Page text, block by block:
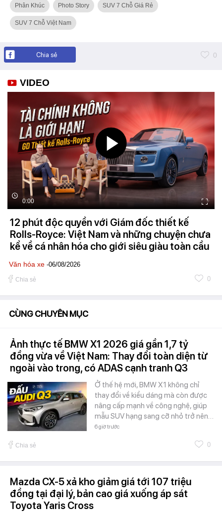
Phân Khúc Photo Story SUV 7 Chỗ Giá Rẻ
SUV 7 Chỗ Việt Nam
Chia sẻ 0
VIDEO
0:00
12 phút độc quyền với Giám đốc thiết kế
Rolls-Royce: Việt Nam và những chuyện chưa
kể về cá nhân hóa cho giới siêu giàu toàn cầu
Văn hóa xe -06/08/2026
Chia sẻ 0
CÙNG CHUYÊN MỤC
Ảnh thực tế BMW X1 2026 giá gần 1,7 tỷ
đồng vừa về Việt Nam: Thay đổi toàn diện từ
ngoài vào trong, có ADAS cạnh tranh Q3
Ở thế hệ mới, BMW X1 không chỉ
thay đổi về kiểu dáng mà còn được
nâng cấp mạnh về công nghệ, giúp
mẫu SUV hạng sang cỡ nhỏ trở nên…
6 giờ trước
Chia sẻ 0
Mazda CX-5 xả kho giảm giá tới 107 triệu
đồng tại đại lý, bản cao giá xuống áp sát
Toyota Yaris Cross